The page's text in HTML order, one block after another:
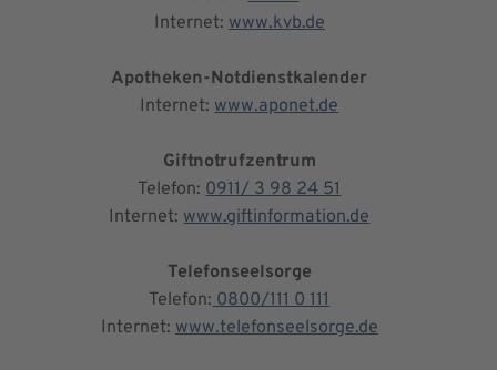
Internet: www.kvb.de
Apotheken-Notdienstkalender
Internet: www.aponet.de
Giftnotrufzentrum
Telefon: 0911/ 3 98 24 51
Internet: www.giftinformation.de
Telefonseelsorge
Telefon: 0800/111 0 111
Internet: www.telefonseelsorge.de